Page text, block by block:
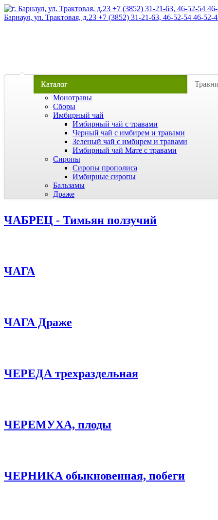
Барнаул, ул. Трактовая, д.23 +7 (3852) 31-21-63, 46-52-54 46-52-
Каталог
Монотравы
Сборы
Имбирный чай
Имбирный чай с травами
Черный чай с имбирем и травами
Зеленый чай с имбирем и травами
Имбирный чай Мате с травами
Сиропы
Сиропы прополиса
Имбирные сиропы
Бальзамы
Драже
ЧАБРЕЦ - Тимьян ползучий
ЧАГА
ЧАГА Драже
ЧЕРЕДА трехраздельная
ЧЕРЕМУХА, плоды
ЧЕРНИКА обыкновенная, побеги